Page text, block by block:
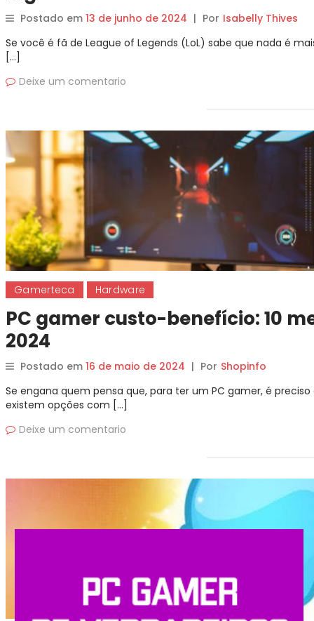
Postado em 13 de junho de 2024 | Por Isabelly Thives
Se você é fã de League of Legends (LoL) sabe que nada é
[…]
Deixe um comentario
Gamerteca Hardware
PC gamer custo-benefício: 10
2024
Postado em 16 de maio de 2024 | Por Shopinfo
Se engana quem pensa que, para ter um PC gamer, é
existem opções com […]
Deixe um comentario